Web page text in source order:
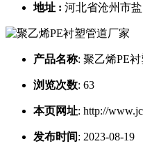
地址 : 河北省沧州市
产品名称: 聚乙烯PE
浏览次数: 63
本页网址: http://
发布时间: 2023-08-19